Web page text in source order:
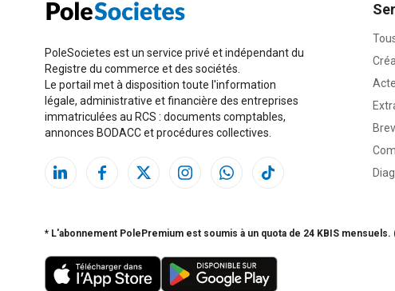
PoleSocietes est un service privé et indépendant du
Registre du commerce et des sociétés.
Le portail met à disposition toute l'information
légale, administrative et financière des entreprises
immatriculées au RCS : documents comptables,
annonces BODACC et procédures collectives.
* L'abonnement PolePremium est soumis à un quota de 24 KBIS